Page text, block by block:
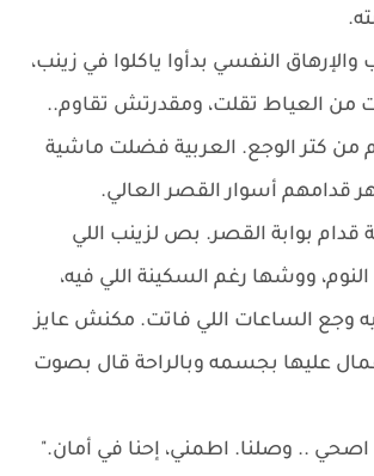
النفسي بدأوا ياكلوا في زينب،
من العياط تقلت، ومقدرتش تقاوم..
من كتر الوجع. العربية فضلت ماشية
قدامهم أسوار القصر العالي.
قدام بوابة القصر. بص لزينب اللي
ووشها رغم السكينة اللي فيه،
وجع الساعات اللي فاتت. مكنش عايز
عليها بجسمه وبالراحة قال بصوت
اصحي .. وصلنا. اطمني، إحنا في أمان."